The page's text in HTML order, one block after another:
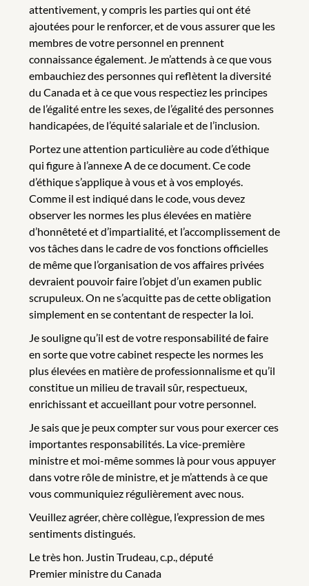
attentivement, y compris les parties qui ont été
ajoutées pour le renforcer, et de vous assurer que les
membres de votre personnel en prennent
connaissance également. Je m’attends à ce que vous
embauchiez des personnes qui reflètent la diversité
du Canada et à ce que vous respectiez les principes
de l’égalité entre les sexes, de l’égalité des personnes
handicapées, de l’équité salariale et de l’inclusion.
Portez une attention particulière au code d’éthique
qui figure à l’annexe A de ce document. Ce code
d’éthique s’applique à vous et à vos employés.
Comme il est indiqué dans le code, vous devez
observer les normes les plus élevées en matière
d’honnêteté et d’impartialité, et l’accomplissement de
vos tâches dans le cadre de vos fonctions officielles
de même que l’organisation de vos affaires privées
devraient pouvoir faire l’objet d’un examen public
scrupuleux. On ne s’acquitte pas de cette obligation
simplement en se contentant de respecter la loi.
Je souligne qu’il est de votre responsabilité de faire
en sorte que votre cabinet respecte les normes les
plus élevées en matière de professionnalisme et qu’il
constitue un milieu de travail sûr, respectueux,
enrichissant et accueillant pour votre personnel.
Je sais que je peux compter sur vous pour exercer ces
importantes responsabilités. La vice-première
ministre et moi-même sommes là pour vous appuyer
dans votre rôle de ministre, et je m’attends à ce que
vous communiquiez régulièrement avec nous.
Veuillez agréer, chère collègue, l’expression de mes
sentiments distingués.
Le très hon. Justin Trudeau, c.p., député
Premier ministre du Canada